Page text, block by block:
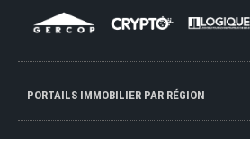
PORTAILS IMMOBILIER PAR RÉGION